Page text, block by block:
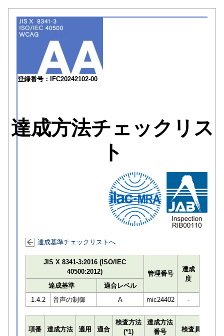
登録番号：IFC20242102-00
達成方法チェックリス
ト
達成基準チェックリストへ
JIS X 8341-3:2016 (ISO/IEC
40500:2012)
管理番号
達成
度
達成基準
適合レベル
1.4.2
音声の制御 A mic24402 -
項番 達成方法 適用 適合
検査方法
(*1)
達成方法
番号
検査員